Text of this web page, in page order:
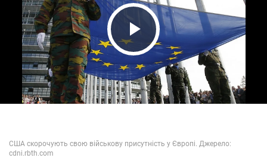
Play Video